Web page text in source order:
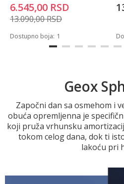
6.545,00 RSD
13.090,00RSD
Dostupno boja: 1
Geox
Započni dan sa osmehom i
obuća opremljenna je
koji pruža vrhunsku
tokom celog dana, dok ti
lakoću pri